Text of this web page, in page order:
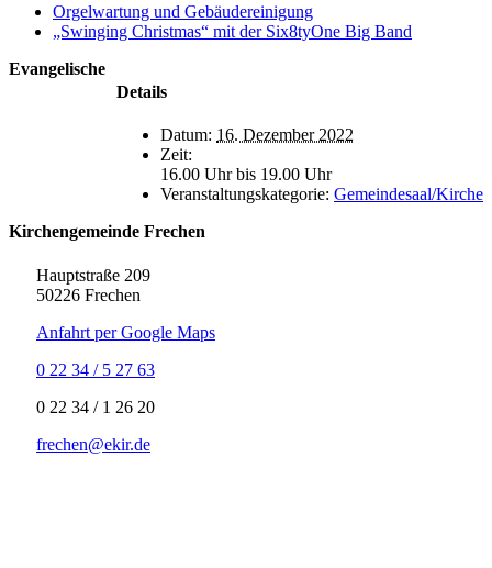
Orgelwartung und Gebäudereinigung
„Swinging Christmas“ mit der Six8tyOne Big Band
Details
Datum: 16. Dezember 2022
Zeit:
16.00 Uhr bis 19.00 Uhr
Veranstaltungskategorie: Gemeindesaal/Kirche
Evangelische
Kirchengemeinde Frechen
Hauptstraße 209
50226 Frechen
Anfahrt per Google Maps
0 22 34 / 5 27 63
‍0 22 34 / ‍1 26 20
frechen@ekir.de